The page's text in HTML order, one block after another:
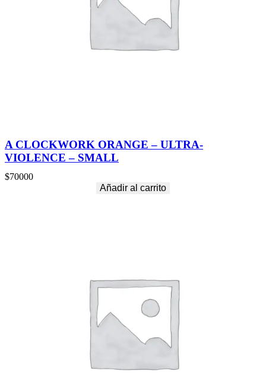
A CLOCKWORK ORANGE – ULTRA-
VIOLENCE – SMALL
$70000
Añadir al carrito